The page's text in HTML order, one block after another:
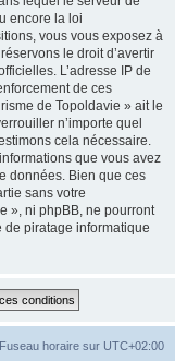
encore la loi
vous vous exposez à
le droit d’avertir
L’adresse IP de
de ces
de Topoldavie » ait le
n’importe quel
cela nécessaire.
que vous avez
données. Bien que ces
sans votre
», ni phpBB, ne pourront
de piratage informatique
Fuseau horaire sur UTC+02:00